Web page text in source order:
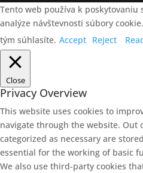
Tento web používa k
analýze návštevnosti súbory
tým súhlasíte. Accept Reject
Close
Privacy Overview
This website uses cookies to
navigate through the website. Out
categorized as necessary are
essential for the working of basic
We also use third-party cookies